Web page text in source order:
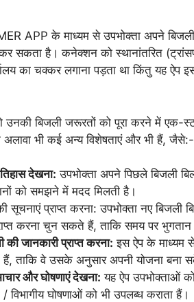
APP के माध्यम से उपभोक्ता अपने
सकता है। कनेक्शन को स्थानांतरित
का चक्कर लगाना पड़ता था किंतु यह
उनकी बिजली जरूरतों को पूरा करने में एक-
भी कई अन्य विशेषताएं और भी हैं, जैसे:-
देखना: उपभोक्ता अपने पिछले बिजली
को समझने में मदद मिलती है।
सूचनाएं प्राप्त करना: उपभोक्ता नए
करना चुन सकते हैं, ताकि समय पर
की जानकारी प्राप्त करना: इस ऐप के माध्यम
हैं, ताकि वे उसके अनुसार अपनी योजना बना
और घोषणाएं देखना: यह ऐप उपभोक्ताओं
/ विभागीय घोषणाओं को भी उपलब्ध कराता हैं।